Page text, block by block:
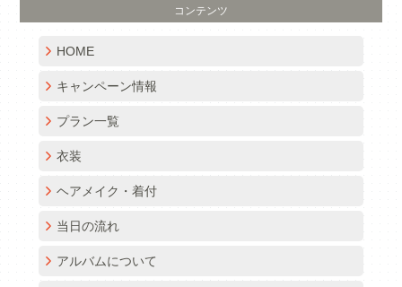
コンテンツ
HOME
キャンペーン情報
プラン一覧
衣装
ヘアメイク・着付
当日の流れ
アルバムについて